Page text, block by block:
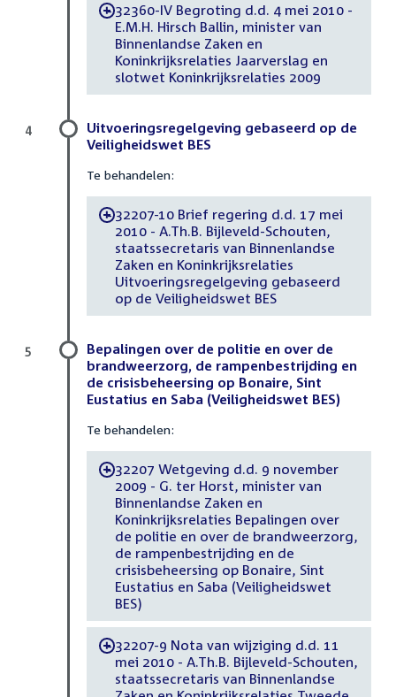
-32360-IV Begroting d.d. 4 mei 2010 -
E.M.H. Hirsch Ballin, minister van
Binnenlandse Zaken en
Koninkrijksrelaties Jaarverslag en
slotwet Koninkrijksrelaties 2009
Uitvoeringsregelgeving gebaseerd op de
Veiligheidswet BES
Te behandelen:
-32207-10 Brief regering d.d. 17 mei
2010 - A.Th.B. Bijleveld-Schouten,
staatssecretaris van Binnenlandse
Zaken en Koninkrijksrelaties
Uitvoeringsregelgeving gebaseerd
op de Veiligheidswet BES
4
Bepalingen over de politie en over de
brandweerzorg, de rampenbestrijding en
de crisisbeheersing op Bonaire, Sint
Eustatius en Saba (Veiligheidswet BES)
Te behandelen:
-32207 Wetgeving d.d. 9 november
2009 - G. ter Horst, minister van
Binnenlandse Zaken en
Koninkrijksrelaties Bepalingen over
de politie en over de brandweerzorg,
de rampenbestrijding en de
crisisbeheersing op Bonaire, Sint
Eustatius en Saba (Veiligheidswet
BES)
-32207-9 Nota van wijziging d.d. 11
mei 2010 - A.Th.B. Bijleveld-Schouten,
staatssecretaris van Binnenlandse
5